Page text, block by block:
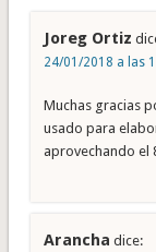
Joreg Ortiz
24/01/2018 a las
Muchas gracias
usado para
aprovechando el
Arancha dice: